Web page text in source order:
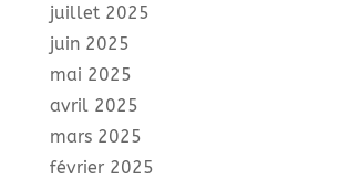
juillet 2025
juin 2025
mai 2025
avril 2025
mars 2025
février 2025